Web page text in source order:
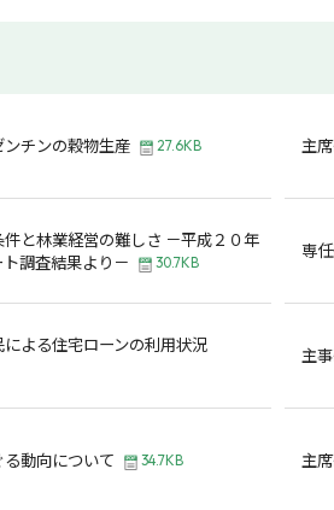
チンの穀物生産 27.6KB 主
と林業経営の難しさ －平成２０年
調査結果より－
30.7KB
専
よる住宅ローンの利用状況 主
動向について 34.7KB 主